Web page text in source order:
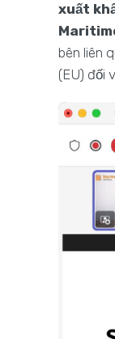
xuất
bên liên
(EU) đối